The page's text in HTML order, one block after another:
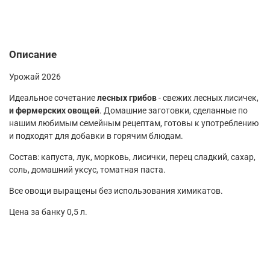
Описание
Урожай 2026
Идеальное сочетаниелесных грибов- свежих лесных лисичек,
и фермерских овощей. Домашние заготовки, сделанные по
нашим любимым семейным рецептам, готовы к употреблению
и подходят для добавки в горячим блюдам.
Состав: капуста, лук, морковь, лисички, перец сладкий, сахар,
соль, домашний уксус, томатная паста.
Все овощи выращены без использования химикатов.
Цена за банку 0,5 л.